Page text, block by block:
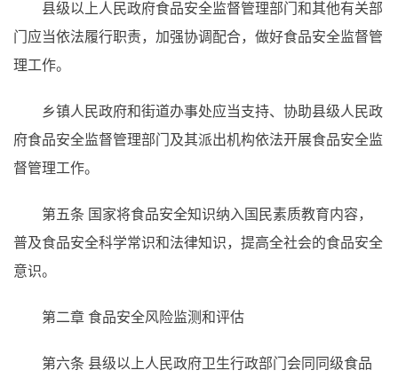
县级以上人民政府食品安全监督管理部门和其他有关部
门应当依法履行职责，加强协调配合，做好食品安全监督管
理工作。
乡镇人民政府和街道办事处应当支持、协助县级人民政
府食品安全监督管理部门及其派出机构依法开展食品安全监
督管理工作。
第五条 国家将食品安全知识纳入国民素质教育内容，
普及食品安全科学常识和法律知识，提高全社会的食品安全
意识。
第二章 食品安全风险监测和评估
第六条 县级以上人民政府卫生行政部门会同同级食品